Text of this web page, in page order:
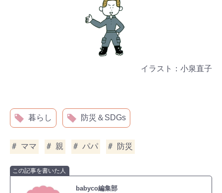
イラスト：小泉直子
暮らし 防災＆SDGs
ママ 親 パパ 防災
この記事を書いた人
babyco編集部